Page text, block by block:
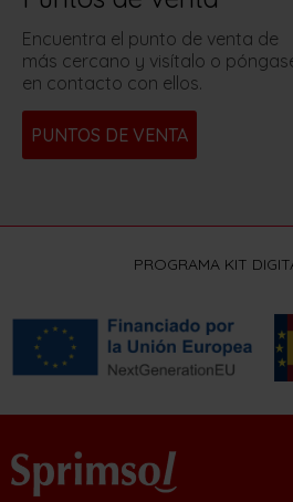
Encuentra el punto de venta de
más cercano y visítalo o
en contacto con ellos.
PUNTOS DE VENTA
PROGRAMA KIT